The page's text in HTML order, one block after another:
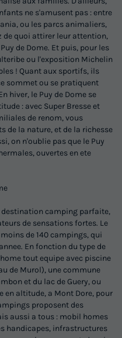
ne s'amusent pas : entre
ou les parcs animaliers,
de quoi attirer leur attention,
de Dome. Et puis, pour les
ou l'exposition Michelin
! Quant aux sportifs, ils
sommet ou se pratiquent
hiver, le Puy de Dome se
: avec Super Bresse et
de renom, vous
de la nature, et de la richesse
on n'oublie pas que le Puy
ouvertes en ete
destination camping parfaite,
de sensations fortes. Le
de 140 campings, qui
En fonction du type de
tout equipe avec piscine
de Murol), une commune
et du lac de Guery, ou
altitude, a Mont Dore, pour
proposent des
aussi a tous : mobil homes
handicapes, infrastructures